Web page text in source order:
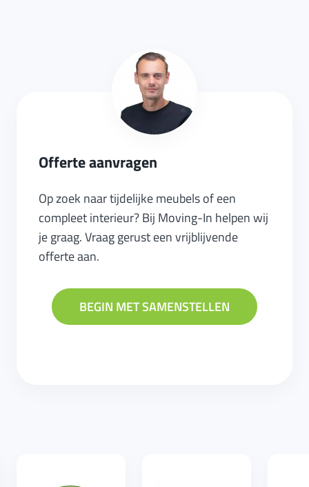
Offerte aanvragen
Op zoek naar tijdelijke meubels of een
compleet interieur? Bij Moving-In helpen wij
je graag. Vraag gerust een vrijblijvende
offerte aan.
BEGIN MET SAMENSTELLEN